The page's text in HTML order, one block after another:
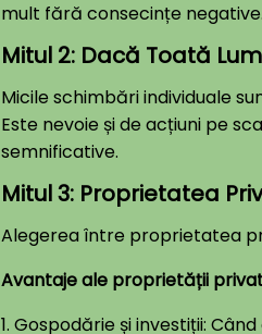
mult fără consecințe negative.
Mitul 2: Dacă Toată
Micile schimbări individuale
Este nevoie și de acțiuni pe
semnificative.
Mitul 3: Proprietatea
Alegerea între proprietatea
Avantaje ale proprietății
1. Gospodărie și investiții: